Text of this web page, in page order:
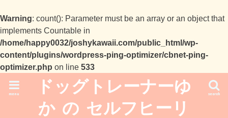
Warning: count(): Parameter must be an array or an object that
implements Countable in
/home/happy0032/joshykawaii.com/public_html/wp-
content/plugins/wordpress-ping-optimizer/cbnet-ping-
optimizer.php on line 533
ドッグトレーナーゆ
か の セルフヒーリ
search
menu